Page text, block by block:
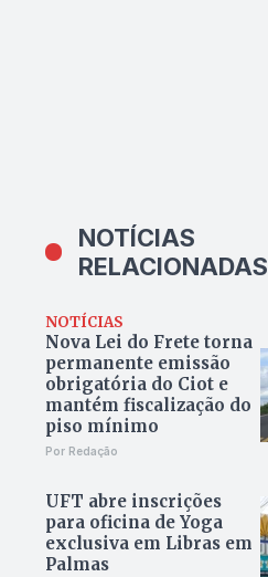
NOTÍCIAS
RELACIONADAS
NOTÍCIAS
Nova Lei do Frete torna
permanente emissão
obrigatória do Ciot e
mantém fiscalização do
piso mínimo
Por Redação
UFT abre inscrições
para oficina de Yoga
exclusiva em Libras em
Palmas